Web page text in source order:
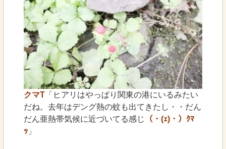
クマT 「ヒアリはやっぱり関東の港にいるみたい
だね。去年はデング熱の蚊も出てきたし・・だん
だん亜熱帯気候に近づいてる感じ
（・(ｪ)・）ｸﾏ
ｯ 」